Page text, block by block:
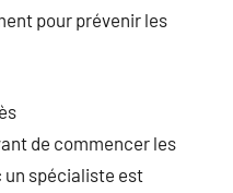
pour prévenir les
de commencer les
un spécialiste est